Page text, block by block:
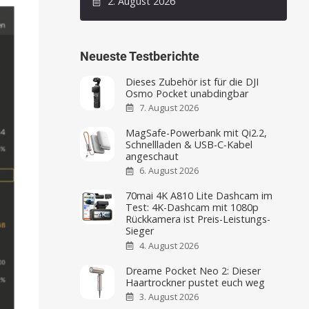
Neueste Testberichte
Dieses Zubehör ist für die DJI
Osmo Pocket unabdingbar
7. August 2026
MagSafe-Powerbank mit Qi2.2,
Schnellladen & USB-C-Kabel
angeschaut
6. August 2026
70mai 4K A810 Lite Dashcam im
Test: 4K-Dashcam mit 1080p
Rückkamera ist Preis-Leistungs-
Sieger
4. August 2026
Dreame Pocket Neo 2: Dieser
Haartrockner pustet euch weg
3. August 2026